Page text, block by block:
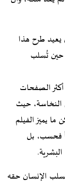
طرح هذا
حين تُسلب
أكثر الصفحات
النخاسة، حيث
ما يميز الفيلم
فحسب، بل
الإنسان حقه